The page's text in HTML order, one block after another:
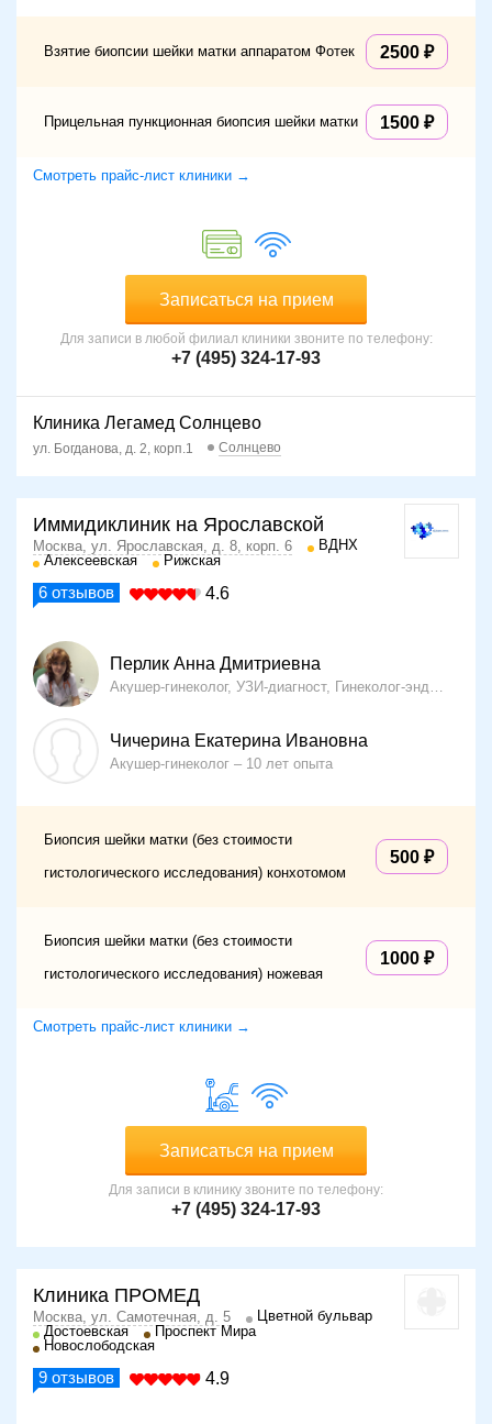
Взятие биопсии шейки матки аппаратом Фотек 2500
Прицельная пункционная биопсия шейки матки 1500
Смотреть прайс-лист клиники →
Записаться на прием
Для записи в любой филиал клиники звоните по телефону:
+7 (495) 324-17-93
Клиника Легамед Солнцево
ул. Богданова, д. 2, корп.1 Солнцево
Иммидиклиник на Ярославской
Москва, ул. Ярославская, д. 8, корп. 6
ВДНХ
Алексеевская
Рижская
6 отзывов 4.6
Перлик Анна Дмитриевна
Акушер-гинеколог, УЗИ-диагност, Гинеколог-эндокринолог
Чичерина Екатерина Ивановна
Акушер-гинеколог 10 лет опыта
Биопсия шейки матки (без стоимости
гистологического исследования) конхотомом
500
Биопсия шейки матки (без стоимости
гистологического исследования) ножевая
1000
Смотреть прайс-лист клиники →
Записаться на прием
Для записи в клинику звоните по телефону:
+7 (495) 324-17-93
Клиника ПРОМЕД
Москва, ул. Самотечная, д. 5
Цветной бульвар
Достоевская
Проспект Мира
Новослободская
9 отзывов 4.9